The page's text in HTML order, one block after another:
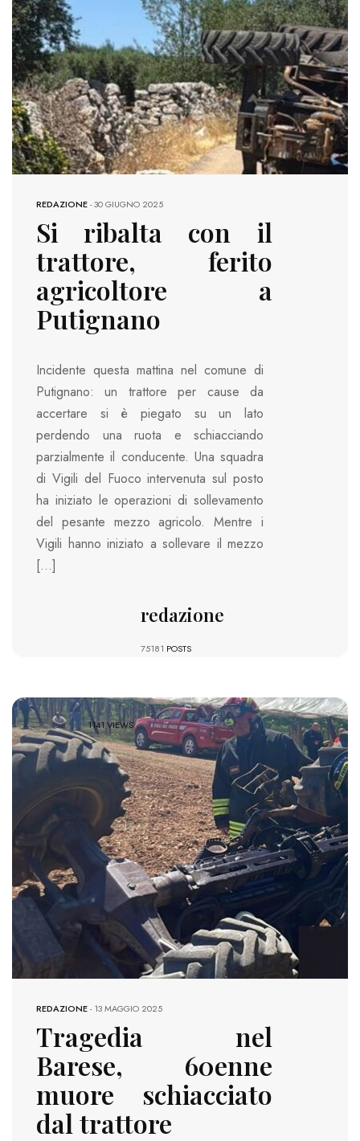
REDAZIONE-30 GIUGNO 2025
Si ribalta con il
trattore, ferito
agricoltore a
Putignano
Incidente questa mattina nel comune di
Putignano: un trattore per cause da
accertare si è piegato su un lato
perdendo una ruota e schiacciando
parzialmente il conducente. Una squadra
di Vigili del Fuoco intervenuta sul posto
ha iniziato le operazioni di sollevamento
del pesante mezzo agricolo. Mentre i
Vigili hanno iniziato a sollevare il mezzo
[…]
redazione
75181 POSTS
1141 VIEWS
REDAZIONE-13 MAGGIO 2025
Tragedia nel
Barese, 60enne
muore schiacciato
dal trattore